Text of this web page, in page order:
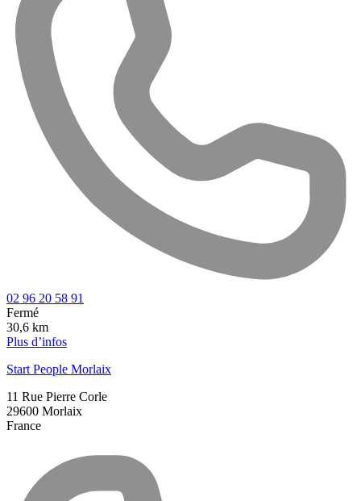
02 96 20 58 91
Fermé
30,6 km
Plus d’infos
Start People Morlaix
11 Rue Pierre Corle
29600 Morlaix
France